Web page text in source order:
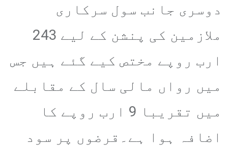
دوسری جانب سول سرکاری
ملازمین کی پنشن کے لیے 243
ارب روپے مختص کیے گئے ہیں جس
میں رواں مالی سال کے مقابلے
میں تقریبا 9 ارب روپے کا
اضافہ ہوا ہے۔قرضوں پر سود